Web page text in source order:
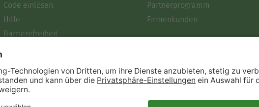
Code einlösen
Hilfe
Barrierefreiheit
Partnerprogramm
Firmenkunden
Immer ein gutes Buch